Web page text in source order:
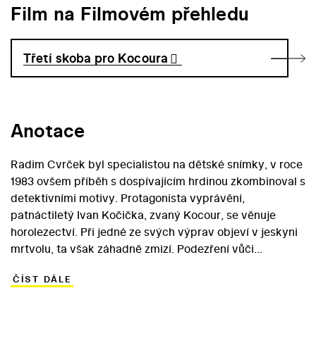
Film na Filmovém přehledu
Třetí skoba pro Kocoura
Anotace
Radim Cvrček byl specialistou na dětské snímky, v roce
1983 ovšem příběh s dospívajícím hrdinou zkombinoval s
detektivními motivy. Protagonista vyprávění,
patnáctiletý Ivan Kočička, zvaný Kocour, se věnuje
horolezectví. Při jedné ze svých výprav objeví v jeskyni
mrtvolu, ta však záhadně zmizí. Podezření vůči
Pazderovi však s Ivanem sdílí jen kamarádka Lucie.
ČÍST DÁLE